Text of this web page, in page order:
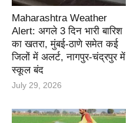
Maharashtra Weather
Alert: अगले 3 दिन भारी बारिश
का खतरा, मुंबई-ठाणे समेत कई
जिलों में अलर्ट, नागपुर-चंद्रपुर में
स्कूल बंद
July 29, 2026